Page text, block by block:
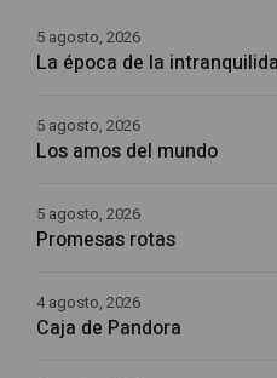
La época de la
5 agosto, 2026
Los amos del mundo
5 agosto, 2026
Promesas rotas
5 agosto, 2026
Caja de Pandora
4 agosto, 2026